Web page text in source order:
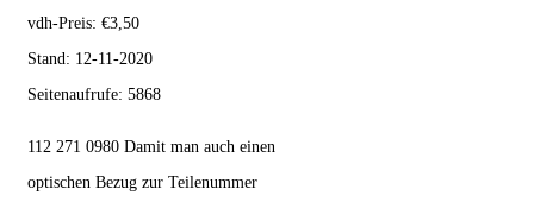
vdh-Preis: €3,50
Stand: 12-11-2020
Seitenaufrufe: 5868
112 271 0980 Damit man auch einen
optischen Bezug zur Teilenummer